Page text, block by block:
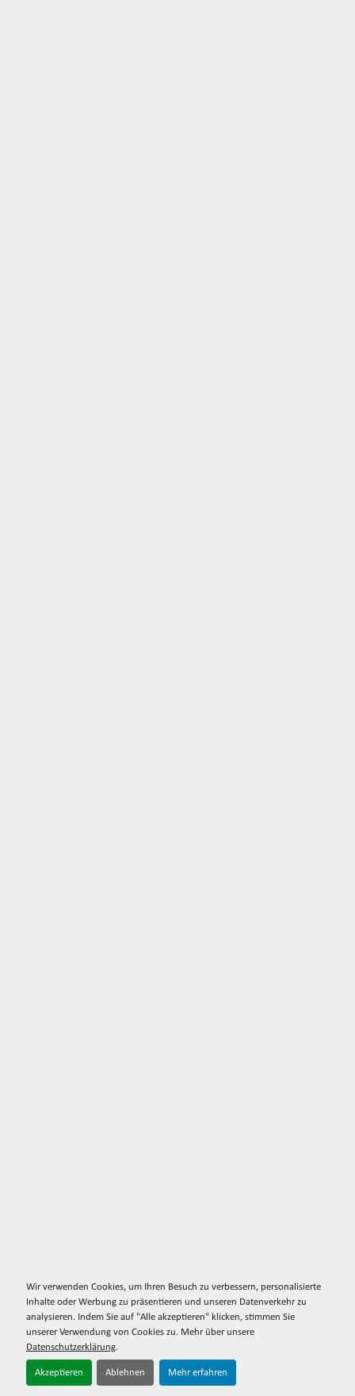
Wir verwenden Cookies, um Ihren Besuch zu verbessern, personalisierte
Inhalte oder Werbung zu präsentieren und unseren Datenverkehr zu
analysieren. Indem Sie auf "Alle akzeptieren" klicken, stimmen Sie
unserer Verwendung von Cookies zu. Mehr über unsere
Datenschutzerklärung.
Akzeptieren Ablehnen Mehr erfahren